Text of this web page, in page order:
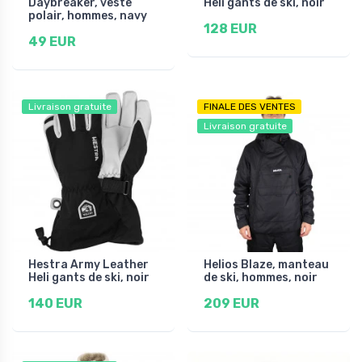
Daybreaker, veste
polair, hommes, navy
49 EUR
Heli gants de ski, noir
128 EUR
Livraison gratuite
Hestra Army Leather
Heli gants de ski, noir
140 EUR
FINALE DES VENTES
Livraison gratuite
Helios Blaze, manteau
de ski, hommes, noir
209 EUR